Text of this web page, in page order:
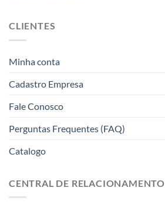
CLIENTES
Minha conta
Cadastro Empresa
Fale Conosco
Perguntas Frequentes (FAQ)
Catalogo
CENTRAL DE RELACIONAMENTO